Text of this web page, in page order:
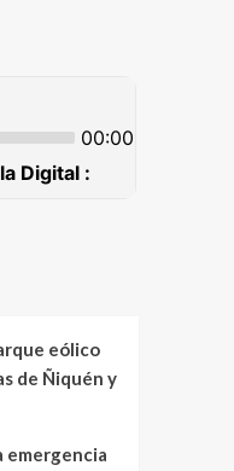
eólico
de Ñiquén y